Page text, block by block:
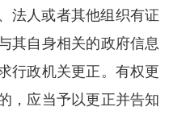
人或者其他组织有证
其自身相关的政府信息
行政机关更正。有权更
，应当予以更正并告知